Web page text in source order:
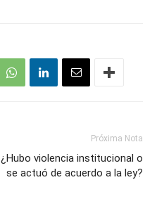
Próxima Nota
¿Hubo violencia institucional o
se actuó de acuerdo a la ley?